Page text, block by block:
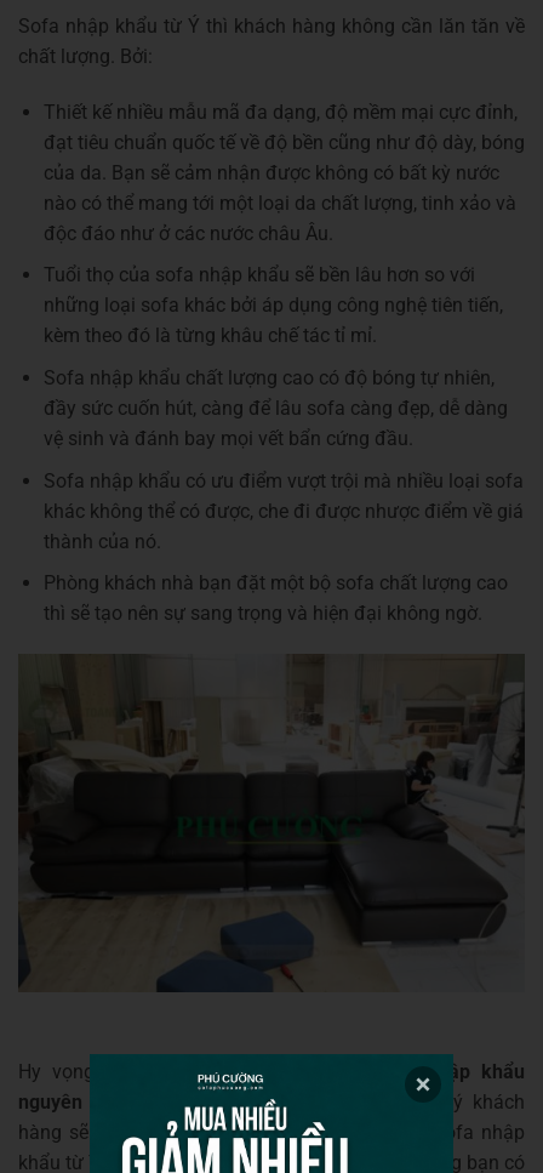
Sofa nhập khẩu từ Ý thì khách hàng không cần lăn tăn về
chất lượng. Bởi:
Thiết kế nhiều mẫu mã đa dạng, độ mềm mại cực đỉnh,
đạt tiêu chuẩn quốc tế về độ bền cũng như độ dày, bóng
của da. Bạn sẽ cảm nhận được không có bất kỳ nước
nào có thể mang tới một loại da chất lượng, tinh xảo và
độc đáo như ở các nước châu Âu.
Tuổi thọ của sofa nhập khẩu sẽ bền lâu hơn so với
những loại sofa khác bởi áp dụng công nghệ tiên tiến,
kèm theo đó là từng khâu chế tác tỉ mỉ.
Sofa nhập khẩu chất lượng cao có độ bóng tự nhiên,
đầy sức cuốn hút, càng để lâu sofa càng đẹp, dễ dàng
vệ sinh và đánh bay mọi vết bẩn cứng đầu.
Sofa nhập khẩu có ưu điểm vượt trội mà nhiều loại sofa
khác không thể có được, che đi được nhược điểm về giá
thành của nó.
Phòng khách nhà bạn đặt một bộ sofa chất lượng cao
thì sẽ tạo nên sự sang trọng và hiện đại không ngờ.
Hy vọng rằng với những thông tin về
sofa nhập khẩu
nguyên chiếc
mà Phú Cường vừa cung cấp, quý khách
hàng sẽ có thêm những kiến thức sơ đẳng về sofa nhập
khẩu từ Ý. Nếu có bất cứ thắc mắc muốn mua hàng bạn có